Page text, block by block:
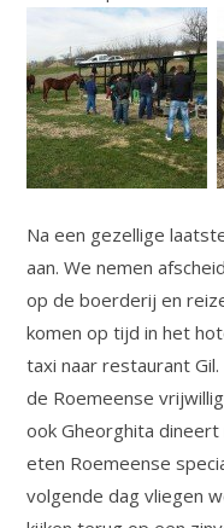
Na een gezellige
aan. We nemen
op de boerderij en
komen op tijd in het
taxi naar restaurant
de Roemeense
ook Gheorghita
eten Roemeense
volgende dag vliegen